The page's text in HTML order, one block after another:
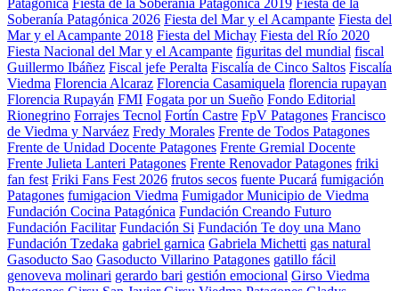
Soberanía Patagónica 2026 Fiesta del Mar y el Acampante Fiesta del
Mar y el Acampante 2018 Fiesta del Michay Fiesta del Río 2020
Fiesta Nacional del Mar y el Acampante figuritas del mundial fiscal
Guillermo Ibáñez Fiscal jefe Peralta Fiscalía de Cinco Saltos Fiscalía
Viedma Florencia Alcaraz Florencia Casamiquela florencia rupayan
Florencia Rupayán FMI Fogata por un Sueño Fondo Editorial
Rionegrino Forrajes Tecnol Fortín Castre FpV Patagones Francisco
de Viedma y Narváez Fredy Morales Frente de Todos Patagones
Frente de Unidad Docente Patagones Frente Gremial Docente
Frente Julieta Lanteri Patagones Frente Renovador Patagones friki
fan fest Friki Fans Fest 2026 frutos secos fuente Pucará fumigación
Patagones fumigacion Viedma Fumigador Municipio de Viedma
Fundación Cocina Patagónica Fundación Creando Futuro
Fundación Facilitar Fundación Si Fundación Te doy una Mano
Fundación Tzedaka gabriel garnica Gabriela Michetti gas natural
Gasoducto Sao Gasoducto Villarino Patagones gatillo fácil
genoveva molinari gerardo bari gestión emocional Girso Viedma